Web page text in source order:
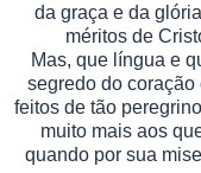
da graça e da
méritos de
Mas, que língua e
segredo do
feitos de tão
muito mais aos
quando por sua